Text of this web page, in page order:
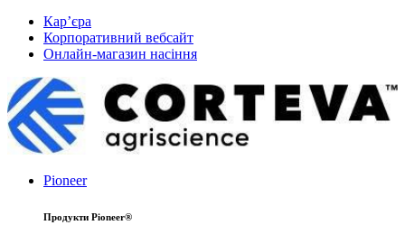
Кар’єра
Корпоративний вебсайт
Онлайн-магазин насіння
Pioneer
Продукти Pioneer®